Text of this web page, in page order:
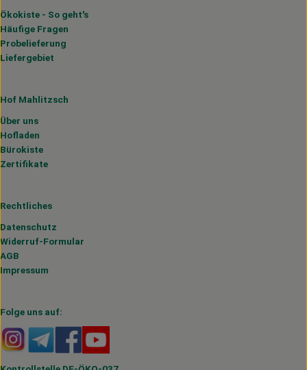
Ökokiste - So geht's
Häufige Fragen
Probelieferung
Liefergebiet
Hof Mahlitzsch
Über uns
Hofladen
Bürokiste
Zertifikate
Rechtliches
Datenschutz
Widerruf-Formular
AGB
Impressum
Folge uns auf:
Externer Link zu https://www.instagram.com/
Externer Link zu https://t.me/s/hofmahlitzsch
Externer Link zu https://www.facebook.com/